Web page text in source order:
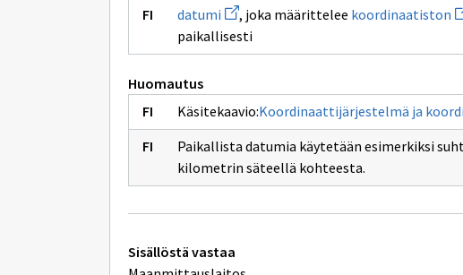
datumi Avaa
uuden
ikkunan
sivulle
, joka määrittelee koordinaatiston
paikallisesti
Huomautus
Käsitekaavio:Koordinaattijärjestelmä ja
Paikallista datumia käytetään esimerkiksi
kilometrin säteellä kohteesta.
Tekniset
Sisällöstä vastaa